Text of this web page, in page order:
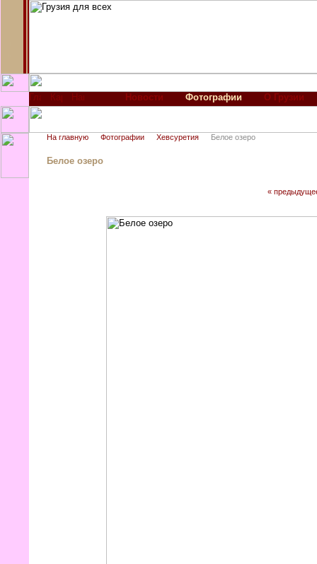
Новости Фотографии О Грузии
На главную Фотографии Хевсуретия Белое озеро
Белое озеро
«